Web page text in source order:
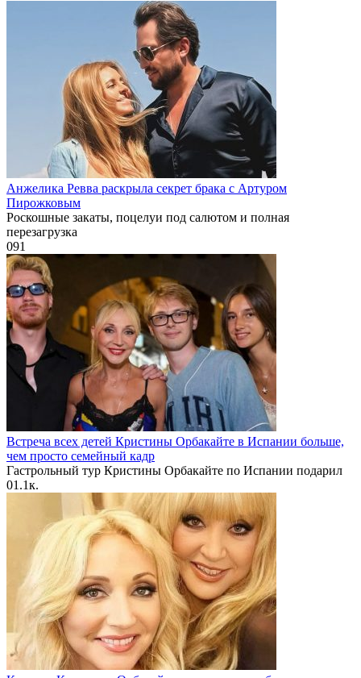
Анжелика Ревва раскрыла секрет брака с Артуром
Пирожковым
Роскошные закаты, поцелуи под салютом и полная
перезагрузка
091
Встреча всех детей Кристины Орбакайте в Испании больше,
чем просто семейный кадр
Гастрольный тур Кристины Орбакайте по Испании подарил
01.1к.